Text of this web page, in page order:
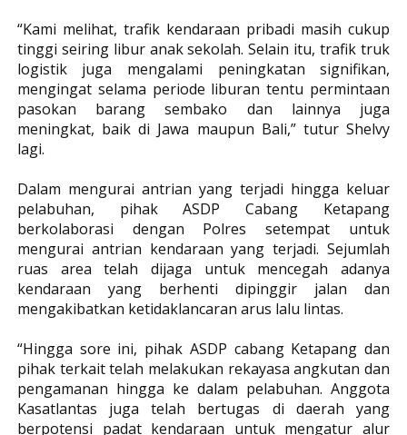
“Kami melihat, trafik kendaraan pribadi masih cukup
tinggi seiring libur anak sekolah. Selain itu, trafik truk
logistik juga mengalami peningkatan signifikan,
mengingat selama periode liburan tentu permintaan
pasokan barang sembako dan lainnya juga
meningkat, baik di Jawa maupun Bali,” tutur Shelvy
lagi.
Dalam mengurai antrian yang terjadi hingga keluar
pelabuhan, pihak ASDP Cabang Ketapang
berkolaborasi dengan Polres setempat untuk
mengurai antrian kendaraan yang terjadi. Sejumlah
ruas area telah dijaga untuk mencegah adanya
kendaraan yang berhenti dipinggir jalan dan
mengakibatkan ketidaklancaran arus lalu lintas.
“Hingga sore ini, pihak ASDP cabang Ketapang dan
pihak terkait telah melakukan rekayasa angkutan dan
pengamanan hingga ke dalam pelabuhan. Anggota
Kasatlantas juga telah bertugas di daerah yang
berpotensi padat kendaraan untuk mengatur alur